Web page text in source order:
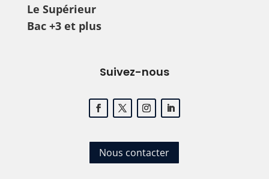
Le Supérieur
Bac +3 et plus
Suivez-nous
Nous contacter